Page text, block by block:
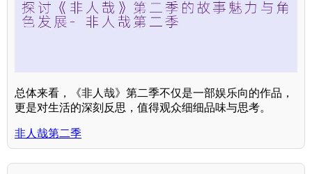
总体来看，《非人哉》第二季不仅是一部娱乐向的作品，
更是对生活的深刻反思，值得观众细细品味与思考。
非人哉第二季